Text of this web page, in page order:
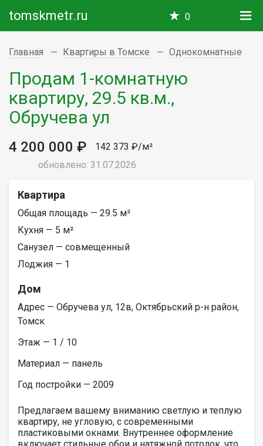
tomskmetr.ru 0
Главная Квартиры в Томске Однокомнатные
Продам 1-комнатную
квартиру, 29.5 кв.м.,
Обручева ул
4 200 000 ₽
142 373 ₽/м²
обновлено: 31.07.2026
Квартира
Общая площадь — 29.5 м²
Кухня — 5 м²
Санузел — совмещенный
Лоджия — 1
Дом
Адрес — Обручева ул, 12в, Октябрьский р-н район,
Томск
Этаж — 1 / 10
Материал — панель
Год постройки — 2009
Предлагаем вашему вниманию светлую и теплую
квартиру, не угловую, с современными
пластиковыми окнами. Внутреннее оформление
включает стильные обои и натяжной потолок, что